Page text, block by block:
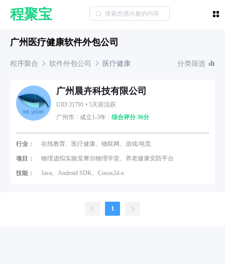
程聚宝
广州医疗健康软件外包公司
程序聚合 软件外包公司 医疗健康 分类筛选
广州晨卉科技有限公司
UID:31791 • 5天前活跃
广州市
成立1-3年 综合评分 36分
行业： 在线教育、医疗健康、物联网、游戏/电竞
项目： 物理虚拟实验室摩尔物理学堂、养老健康安防平台
技能： Java、Android SDK、Cocos2d-x
1